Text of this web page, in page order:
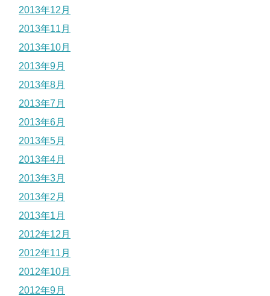
2013年12月
2013年11月
2013年10月
2013年9月
2013年8月
2013年7月
2013年6月
2013年5月
2013年4月
2013年3月
2013年2月
2013年1月
2012年12月
2012年11月
2012年10月
2012年9月